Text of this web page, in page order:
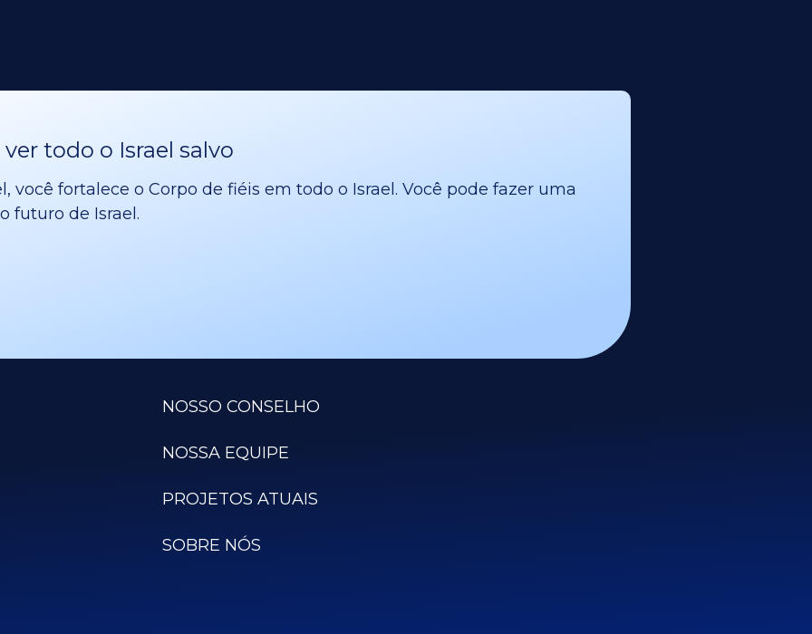
todo o Israel salvo
você fortalece o Corpo de fiéis em todo o Israel. Você pode fazer uma
futuro de Israel.
NOSSO CONSELHO
NOSSA EQUIPE
PROJETOS ATUAIS
SOBRE NÓS